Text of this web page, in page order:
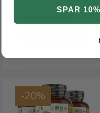
587,00 DKK
-20%
SPAR